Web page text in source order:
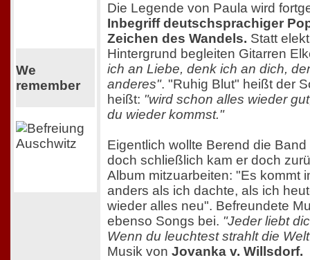
We
remember
Die Legende von Paula wird
Inbegriff deutschsprachiger
Zeichen des Wandels. Statt
Hintergrund begleiten Gitarren
ich an Liebe, denk ich an dich,
anderes". "Ruhig Blut" heißt der
heißt: "wird schon alles wieder
du wieder kommst."
Eigentlich wollte Berend die
doch schließlich kam er doch
Album mitzuarbeiten: "Es kommt
anders als ich dachte, als ich
wieder alles neu". Befreundete
ebenso Songs bei. "Jeder liebt
Wenn du leuchtest strahlt die
Musik von Jovanka v. Willsdorf.